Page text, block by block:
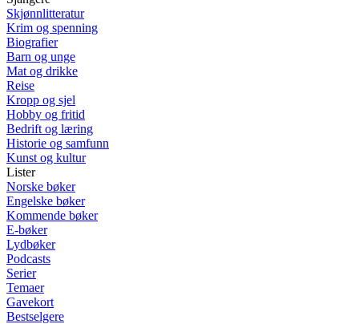
Skjønnlitteratur
Krim og spenning
Biografier
Barn og unge
Mat og drikke
Reise
Kropp og sjel
Hobby og fritid
Bedrift og læring
Historie og samfunn
Kunst og kultur
Lister
Norske bøker
Engelske bøker
Kommende bøker
E-bøker
Lydbøker
Podcasts
Serier
Temaer
Gavekort
Bestselgere